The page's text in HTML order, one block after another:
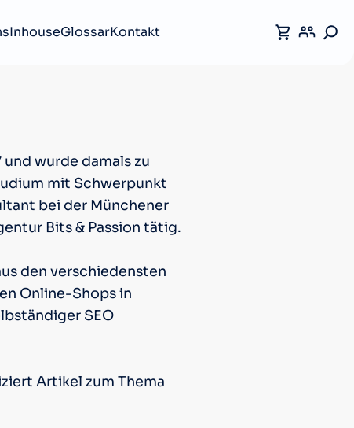
InhouseGlossarKontakt
wurde damals zu
mit Schwerpunkt
bei der Münchener
Bits & Passion tätig.
den verschiedensten
Online-Shops in
SEO
Artikel zum Thema